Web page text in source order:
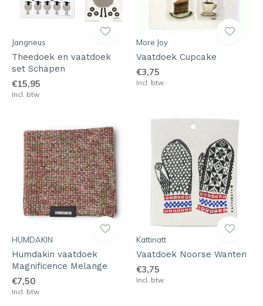
Jangneus
Theedoek en vaatdoek
set Schapen
€15,95
Incl. btw
More Joy
Vaatdoek Cupcake
€3,75
Incl. btw
HUMDAKIN
Humdakin vaatdoek
Magnificence Melange
€7,50
Incl. btw
Kattinatt
Vaatdoek Noorse Wanten
€3,75
Incl. btw